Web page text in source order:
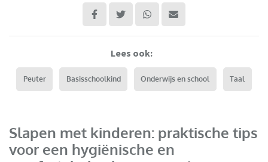
Lees ook:
Peuter Basisschoolkind Onderwijs en school Taal
Slapen met kinderen: praktische tips
voor een hygiënische en